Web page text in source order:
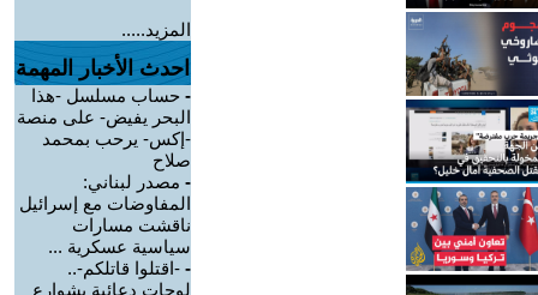
المزيد.....
احدث الأخبار المهمة
- حساب مسلسل -هذا
البحر يفيض- على منصة
-إكس- يرحب بمحمد
صلاح
- مصدر لبناني:
المفاوضات مع إسرائيل
ناقشت مسارات
سياسية عسكرية ...
- -اقتلوا قاتلكم-..
لوحات دعائية بشوارع